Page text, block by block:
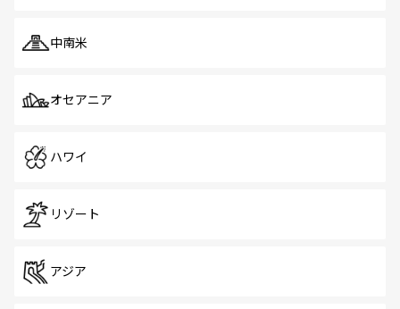
中南米
オセアニア
ハワイ
リゾート
アジア